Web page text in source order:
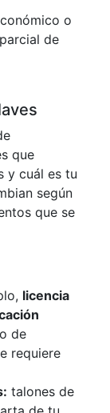
o
de
que
y cuál es tu
según
que se
licencia
de
requiere
talones de